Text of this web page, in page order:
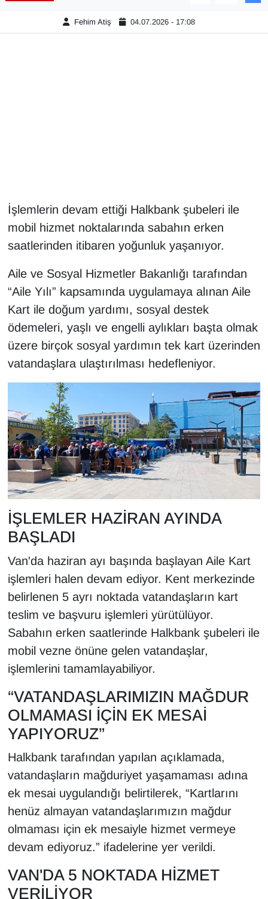
Fehim Atiş 04.07.2026 - 17:08
İşlemlerin devam ettiği Halkbank şubeleri ile
mobil hizmet noktalarında sabahın erken
saatlerinden itibaren yoğunluk yaşanıyor.
Aile ve Sosyal Hizmetler Bakanlığı tarafından
“Aile Yılı” kapsamında uygulamaya alınan Aile
Kart ile doğum yardımı, sosyal destek
ödemeleri, yaşlı ve engelli aylıkları başta olmak
üzere birçok sosyal yardımın tek kart üzerinden
vatandaşlara ulaştırılması hedefleniyor.
İŞLEMLER HAZİRAN AYINDA
BAŞLADI
Van'da haziran ayı başında başlayan Aile Kart
işlemleri halen devam ediyor. Kent merkezinde
belirlenen 5 ayrı noktada vatandaşların kart
teslim ve başvuru işlemleri yürütülüyor.
Sabahın erken saatlerinde Halkbank şubeleri ile
mobil vezne önüne gelen vatandaşlar,
işlemlerini tamamlayabiliyor.
“VATANDAŞLARIMIZIN MAĞDUR
OLMAMASI İÇİN EK MESAİ
YAPIYORUZ”
Halkbank tarafından yapılan açıklamada,
vatandaşların mağduriyet yaşamaması adına
ek mesai uygulandığı belirtilerek, “Kartlarını
henüz almayan vatandaşlarımızın mağdur
olmaması için ek mesaiyle hizmet vermeye
devam ediyoruz.” ifadelerine yer verildi.
VAN'DA 5 NOKTADA HİZMET
VERİLİYOR
En çok konuşulanlar
İngilizce
Kadın
Kamu Alımları
Kim Kimdir?
Kültür & Sanat
KURDÎ
MAGAZİN
MEDYA
ONE EKONOMİ
POLİTİKA
Resmi İlanlar
RÖPORTAJ
SAĞLIK
Seri İlan
Sinema - TV
SİYASET
SPOR
TEBRİK
TEKNOLOJİ
Turizm
VAN'DA SPOR
Vasıta
YAŞAM